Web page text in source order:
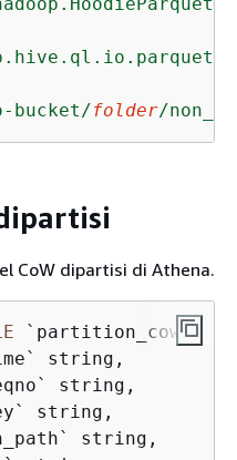
bucket/folder/
CoW dipartisi di Athena.
`partition_cow`(
string,
string,
string,
string,